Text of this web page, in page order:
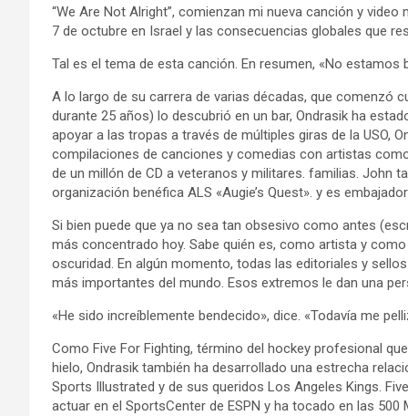
“We Are Not Alright”, comienzan mi nueva canción y
7 de octubre en Israel y las consecuencias globales que
Tal es el tema de esta canción. En resumen, «No estamos
A lo largo de su carrera de varias décadas, que comenzó
durante 25 años) lo descubrió en un bar, Ondrasik ha
apoyar a las tropas a través de múltiples giras de la USO,
compilaciones de canciones y comedias con artistas
de un millón de CD a veteranos y militares. familias. John
organización benéfica ALS «Augie’s Quest». y es
Si bien puede que ya no sea tan obsesivo como antes
más concentrado hoy. Sabe quién es, como artista y
oscuridad. En algún momento, todas las editoriales y
más importantes del mundo. Esos extremos le dan una
«He sido increíblemente bendecido», dice. «Todavía me
Como Five For Fighting, término del hockey profesional
hielo, Ondrasik también ha desarrollado una estrecha
Sports Illustrated y de sus queridos Los Angeles Kings.
actuar en el SportsCenter de ESPN y ha tocado en las